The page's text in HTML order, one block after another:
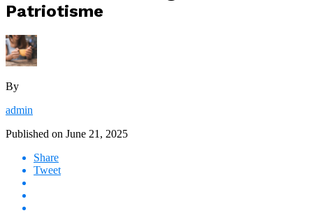
Patriotisme
By
admin
Published on June 21, 2025
Share
Tweet